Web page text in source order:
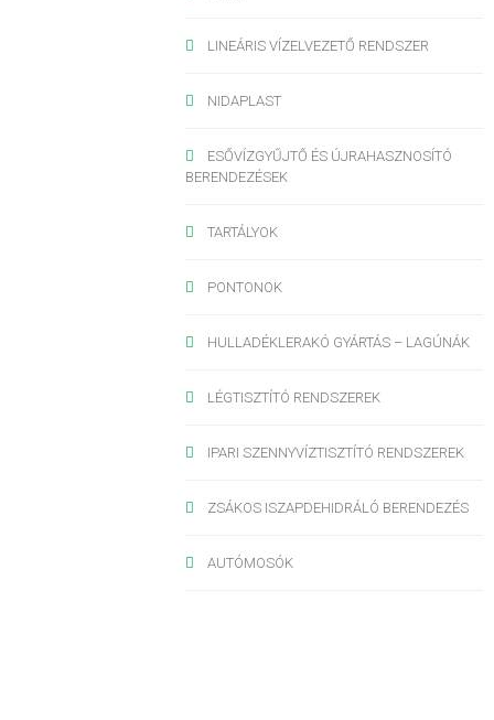
LINEÁRIS VÍZELVEZETŐ RENDSZER
NIDAPLAST
ESŐVÍZGYŰJTŐ ÉS ÚJRAHASZNOSÍTÓ
BERENDEZÉSEK
TARTÁLYOK
PONTONOK
HULLADÉKLERAKÓ GYÁRTÁS – LAGÚNÁK
LÉGTISZTÍTÓ RENDSZEREK
IPARI SZENNYVÍZTISZTÍTÓ RENDSZEREK
ZSÁKOS ISZAPDEHIDRÁLÓ BERENDEZÉS
AUTÓMOSÓK